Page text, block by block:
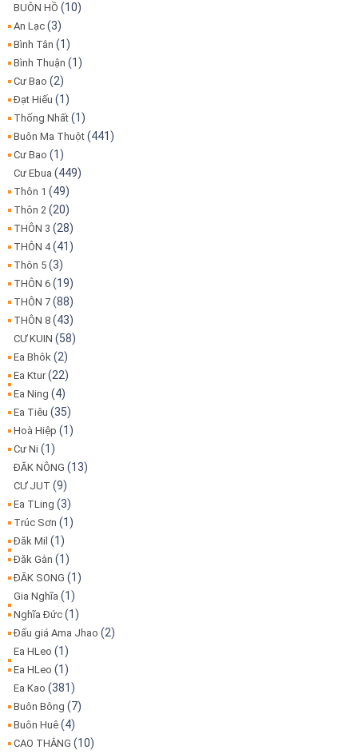
BUÔN HỒ (10)
An Lạc (3)
Bình Tân (1)
Bình Thuận (1)
Cư Bao (2)
Đạt Hiếu (1)
Thống Nhất (1)
Buôn Ma Thuột (441)
Cư Bao (1)
Cư Ebua (449)
Thôn 1 (49)
Thôn 2 (20)
THÔN 3 (28)
THÔN 4(41)
Thôn 5 (3)
THÔN 6 (19)
THÔN 7 (88)
THÔN 8 (43)
CƯ KUIN (58)
Ea Bhôk (2)
Ea Ktur(22)
Ea Ning (4)
Ea Tiêu (35)
Hoà Hiệp (1)
Cư Ni (1)
ĐĂK NÔNG (13)
CƯ JUT (9)
Ea TLing (3)
Trúc Sơn (1)
Đăk Mil (1)
Đăk Gằn (1)
ĐĂK SONG (1)
Gia Nghĩa (1)
Nghĩa Đức (1)
Đấu giá Ama Jhao (2)
Ea HLeo (1)
Ea HLeo (1)
Ea Kao (381)
Buôn Bông (7)
Buôn Huê (4)
CAO THẮNG (10)